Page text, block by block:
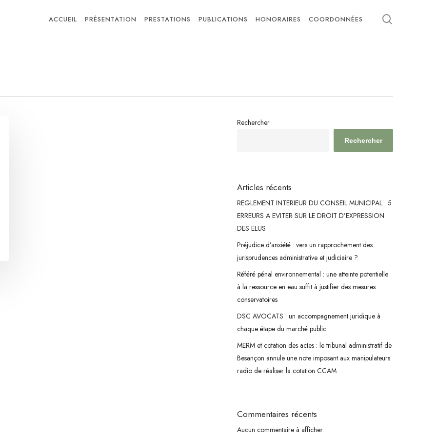
ACCUEIL PRÉSENTATION PRESTATIONS PUBLICATIONS HONORAIRES COORDONNÉES
Rechercher
Rechercher
Articles récents
REGLEMENT INTERIEUR DU CONSEIL MUNICIPAL : 5
ERREURS A EVITER SUR LE DROIT D’EXPRESSION
DES ELUS
Préjudice d’anxiété : vers un rapprochement des
jurisprudences administrative et judiciaire ?
Référé pénal environnemental : une atteinte potentielle
à la ressource en eau suffit à justifier des mesures
conservatoires
DSC AVOCATS : un accompagnement juridique à
chaque étape du marché public
MERM et cotation des actes : le tribunal administratif de
Besançon annule une note imposant aux manipulateurs
radio de réaliser la cotation CCAM
Commentaires récents
Aucun commentaire à afficher.